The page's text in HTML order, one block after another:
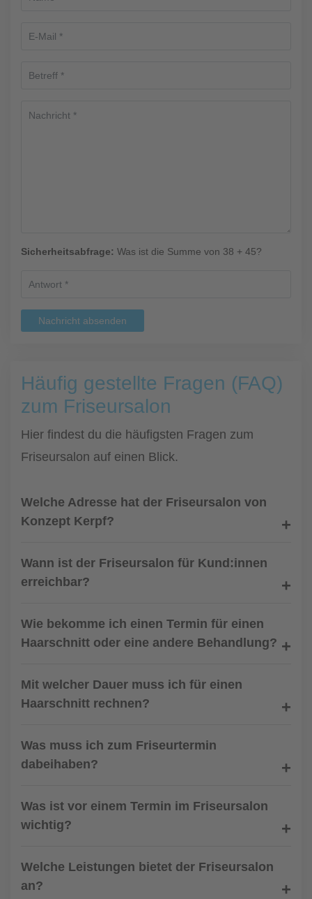
Sicherheitsabfrage: Was ist die Summe von 38 + 45?
Nachricht absenden
Häufig gestellte Fragen (FAQ)
zum Friseursalon
Hier findest du die häufigsten Fragen zum
Friseursalon auf einen Blick.
Welche Adresse hat der Friseursalon von
Konzept Kerpf?
Wann ist der Friseursalon für Kund:innen
erreichbar?
Wie bekomme ich einen Termin für einen
Haarschnitt oder eine andere Behandlung?
Mit welcher Dauer muss ich für einen
Haarschnitt rechnen?
Was muss ich zum Friseurtermin
dabeihaben?
Was ist vor einem Termin im Friseursalon
wichtig?
Welche Leistungen bietet der Friseursalon
an?